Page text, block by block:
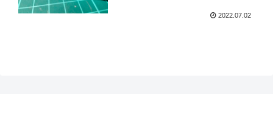
2022.07.02